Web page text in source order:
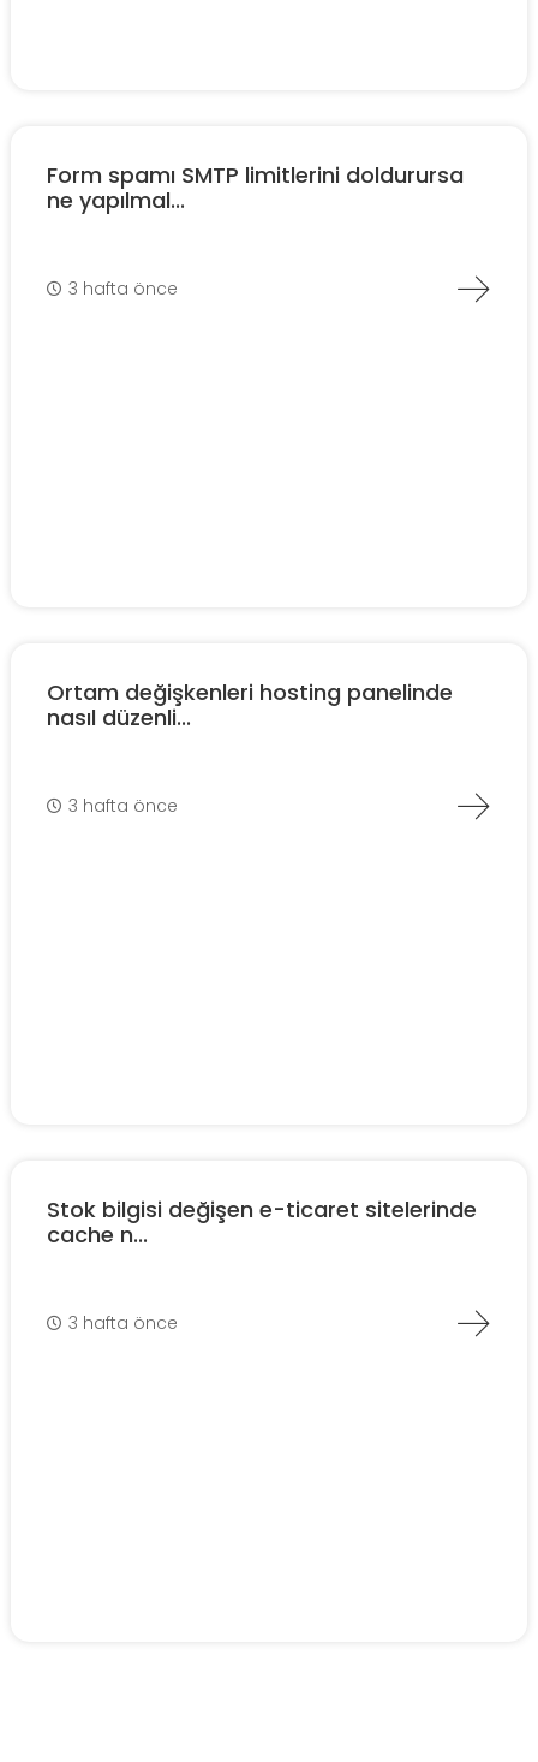
Form spamı SMTP limitlerini doldurursa
ne yapılmal...
3 hafta önce
Ortam değişkenleri hosting panelinde
nasıl düzenli...
3 hafta önce
Stok bilgisi değişen e-ticaret sitelerinde
cache n...
3 hafta önce